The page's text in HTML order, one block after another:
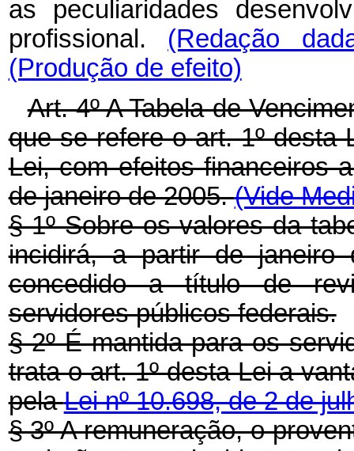
as peculiaridades
profissional. (Redação
(Produção de efeito)
Art. 4º A Tabela de
que se refere o art. 1º desta
Lei, com efeitos financeiros
de janeiro de 2005.(Vide
§ 1º Sobre os valores da
incidirá, a partir de
concedido a título de
servidores públicos federais.
§ 2º É mantida para os
trata o art. 1º desta Lei a
pelaLei nº 10.698, de 2 de
§ 3º A remuneração, o